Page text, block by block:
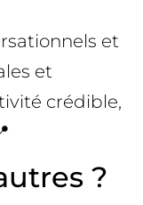
et
et
crédible,
?